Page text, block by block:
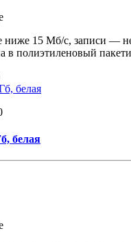
ниже 15 Мб/с, записи —
в полиэтиленовый
белая